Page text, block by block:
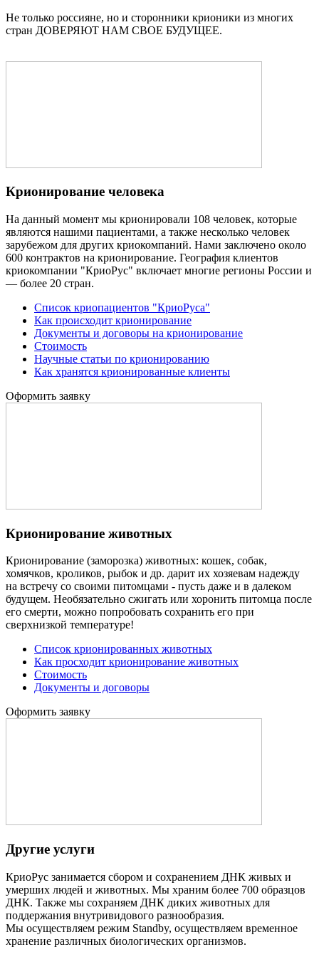
Не только россияне, но и сторонники крионики из многих
стран ДОВЕРЯЮТ НАМ СВОЕ БУДУЩЕЕ.
Крионирование человека
На данный момент мы крионировали 108 человек, которые
являются нашими пациентами, а также несколько человек
зарубежом для других криокомпаний. Нами заключено около
600 контрактов на крионирование. География клиентов
криокомпании "КриоРус" включает многие регионы России и
— более 20 стран.
Список криопациентов "КриоРуса"
Как происходит крионирование
Документы и договоры на крионирование
Стоимость
Научные статьи по крионированию
Как хранятся крионированные клиенты
Оформить заявку
Крионирование животных
Крионирование (заморозка) животных: кошек, собак,
хомячков, кроликов, рыбок и др. дарит их хозяевам надежду
на встречу со своими питомцами - пусть даже и в далеком
будущем. Необязательно сжигать или хоронить питомца после
его смерти, можно попробовать сохранить его при
сверхнизкой температуре!
Список крионированных животных
Как просходит крионирование животных
Стоимость
Документы и договоры
Оформить заявку
Другие услуги
КриоРус занимается сбором и сохранением ДНК живых и
умерших людей и животных. Мы храним более 700 образцов
ДНК. Также мы сохраняем ДНК диких животных для
поддержания внутривидового разнообразия.
Мы осуществляем режим Standby, осуществляем временное
хранение различных биологических организмов.